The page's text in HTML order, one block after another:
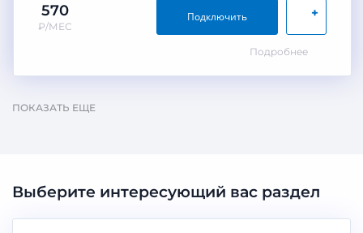
570
₽/МЕС
+
Подключить
Подробнее
ПОКАЗАТЬ ЕЩЕ
Выберите интересующий вас раздел